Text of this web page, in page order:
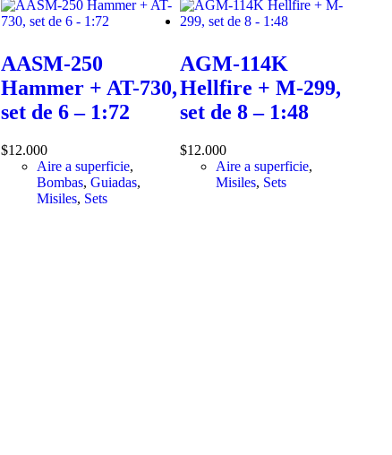
AASM-250
Hammer + AT-730,
set de 6 – 1:72
$12.000
Aire a superficie,
Bombas, Guiadas,
Misiles, Sets
AGM-114K
Hellfire + M-299,
set de 8 – 1:48
$12.000
Aire a superficie,
Misiles, Sets